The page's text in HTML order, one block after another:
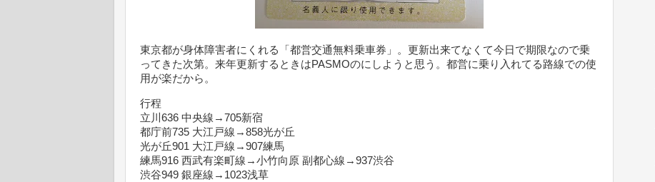
東京都が身体障害者にくれる「都営交通無料乗車券」。更新出来てなくて今日で期限なので乗
ってきた次第。来年更新するときはPASMOのにしようと思う。都営に乗り入れてる路線での使
用が楽だから。
行程
立川636 中央線→705新宿
都庁前735 大江戸線→858光が丘
光が丘901 大江戸線→907練馬
練馬916 西武有楽町線→小竹向原 副都心線→937渋谷
渋谷949 銀座線→1023浅草